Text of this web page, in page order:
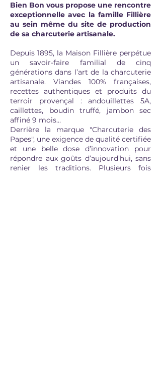
Bien Bon vous propose une rencontre
exceptionnelle avec la famille Fillière
au sein même du site de production
de sa charcuterie artisanale.
Depuis 1895, la Maison Fillière perpétue
un savoir-faire familial de cinq
générations dans l’art de la charcuterie
artisanale. Viandes 100% françaises,
recettes authentiques et produits du
terroir provençal : andouillettes 5A,
caillettes, boudin truffé, jambon sec
affiné 9 mois…
Derrière la marque "Charcuterie des
Papes", une exigence de qualité certifiée
et une belle dose d’innovation pour
répondre aux goûts d’aujourd’hui, sans
renier les traditions. Plusieurs fois